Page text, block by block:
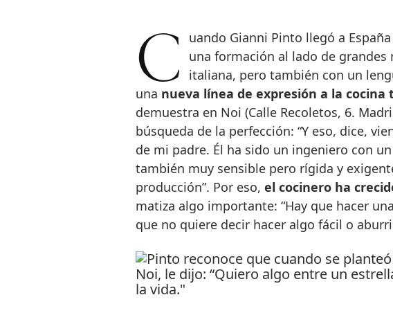
Cuando Gianni Pinto llegó a España en 2012 lo hizo con el bagaje de
una formación al lado de
italiana, pero también con un
una nueva línea de expresión a la
demuestra en Noi (Calle Recoletos, 6.
búsqueda de la perfección: “Y eso, dice,
de mi padre. Él ha sido un ingeniero con
también muy sensible pero rígida y
producción”. Por eso, el cocinero ha
matiza algo importante: “Hay que hacer
que no quiere decir hacer algo fácil o